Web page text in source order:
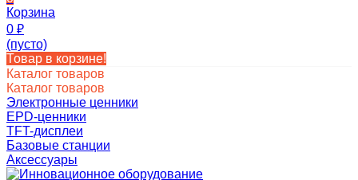
Корзина
0 ₽
(пусто)
Товар в корзине!
Каталог товаров
Каталог товаров
Электронные ценники
EPD-ценники
TFT-дисплеи
Базовые станции
Аксессуары